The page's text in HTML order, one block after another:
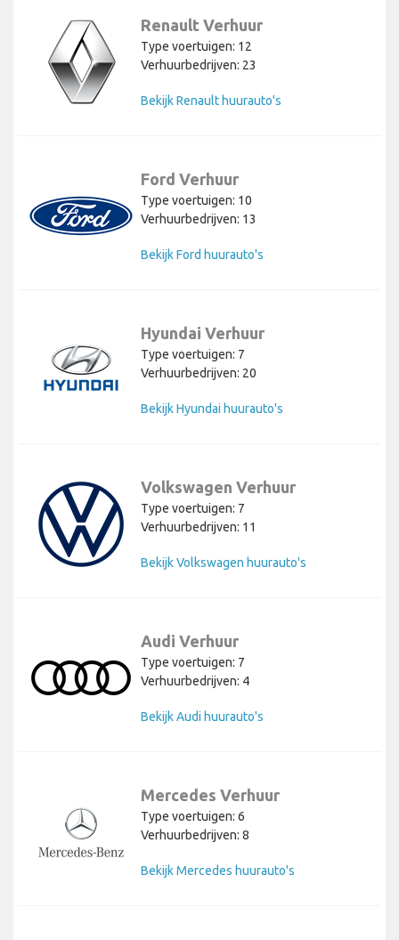
Renault Verhuur
Type voertuigen: 12
Verhuurbedrijven: 23
Bekijk Renault huurauto's
Ford Verhuur
Type voertuigen: 10
Verhuurbedrijven: 13
Bekijk Ford huurauto's
Hyundai Verhuur
Type voertuigen: 7
Verhuurbedrijven: 20
Bekijk Hyundai huurauto's
Volkswagen Verhuur
Type voertuigen: 7
Verhuurbedrijven: 11
Bekijk Volkswagen huurauto's
Audi Verhuur
Type voertuigen: 7
Verhuurbedrijven: 4
Bekijk Audi huurauto's
Mercedes Verhuur
Type voertuigen: 6
Verhuurbedrijven: 8
Bekijk Mercedes huurauto's